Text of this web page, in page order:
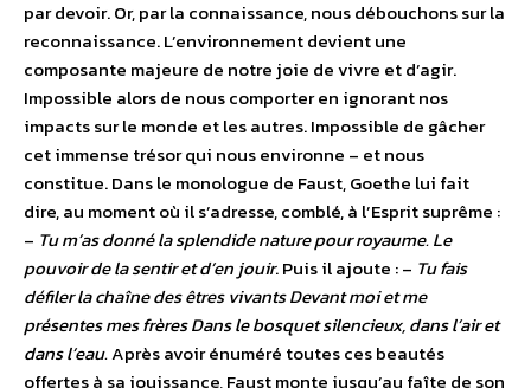
par devoir. Or, par la connaissance, nous débouchons sur la
reconnaissance. L’environnement devient une
composante majeure de notre joie de vivre et d’agir.
Impossible alors de nous comporter en ignorant nos
impacts sur le monde et les autres. Impossible de gâcher
cet immense trésor qui nous environne – et nous
constitue. Dans le monologue de Faust, Goethe lui fait
dire, au moment où il s’adresse, comblé, à l’Esprit suprême :
– Tu m’as donné la splendide nature pour royaume. Le
pouvoir de la sentir et d’en jouir. Puis il ajoute : – Tu fais
défiler la chaîne des êtres vivants Devant moi et me
présentes mes frères Dans le bosquet silencieux, dans l’air et
dans l’eau.Après avoir énuméré toutes ces beautés
offertes à sa jouissance, Faust monte jusqu’au faîte de son